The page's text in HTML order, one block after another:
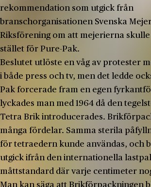
rekommendation som utgick från
branschorganisationen Svenska
Riksförening om att mejerierna skulle
stället för Pure-Pak.
Beslutet utlöste en våg av protester
i både press och tv, men det ledde
Pak forcerade fram en egen
lyckades man med 1964 då den
Tetra Brik introducerades.
många fördelar. Samma sterila
för tetraedern kunde användas, och
utgick ifrån den internationella
måttstandard där varje centimeter
Man kan säga att Brikförpackningen